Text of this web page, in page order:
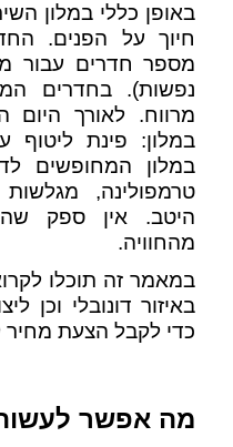
באופן כללי במלון
חיוך על הפנים.
נפשות). בחדרים
מרווח. לאורך היום
במלון: פינת ליטוף
במלון המחופשים
טרמפולינה,
היטב. אין ספק
מהחוויה.
במאמר זה תוכלו
באיזור דונובלי וכן
כדי לקבל הצעת מחיר
מה אפשר לעשות